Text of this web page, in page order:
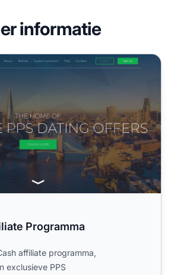
informatie
Programma
affiliate programma,
exclusieve PPS